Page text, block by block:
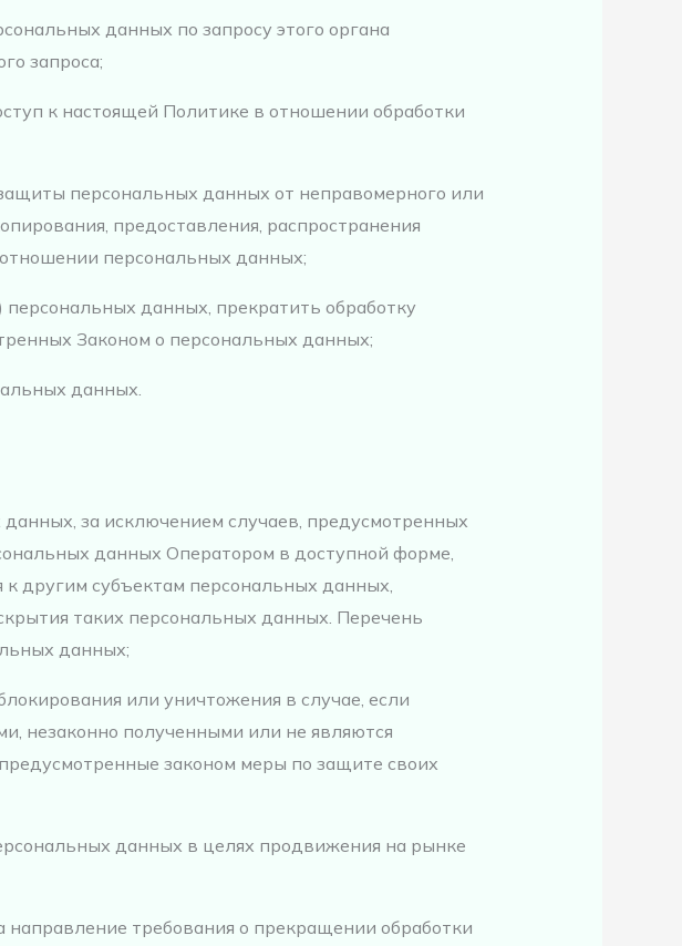
данных по запросу этого органа
запроса;
к настоящей Политике в отношении обработки
персональных данных от неправомерного или
предоставления, распространения
персональных данных;
данных, прекратить обработку
Законом о персональных данных;
данных.
за исключением случаев, предусмотренных
данных Оператором в доступной форме,
другим субъектам персональных данных,
таких персональных данных. Перечень
данных;
или уничтожения в случае, если
незаконно полученными или не являются
законом меры по защите своих
данных в целях продвижения на рынке
требования о прекращении обработки